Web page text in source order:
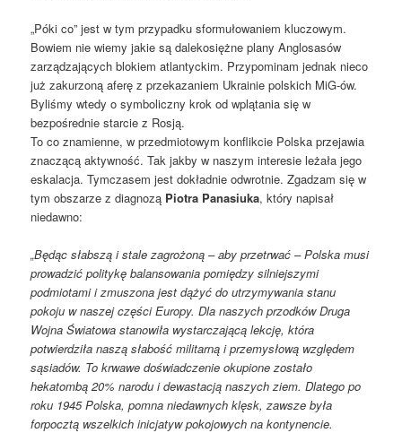
„Póki co” jest w tym przypadku sformułowaniem kluczowym.
Bowiem nie wiemy jakie są dalekosiężne plany Anglosasów
zarządzających blokiem atlantyckim. Przypominam jednak nieco
już zakurzoną aferę z przekazaniem Ukrainie polskich MiG-ów.
Byliśmy wtedy o symboliczny krok od wplątania się w
bezpośrednie starcie z Rosją.
To co znamienne, w przedmiotowym konflikcie Polska przejawia
znaczącą aktywność. Tak jakby w naszym interesie leżała jego
eskalacja. Tymczasem jest dokładnie odwrotnie. Zgadzam się w
tym obszarze z diagnozą Piotra Panasiuka, który napisał
niedawno:
„Będąc słabszą i stale zagrożoną – aby przetrwać – Polska musi
prowadzić politykę balansowania pomiędzy silniejszymi
podmiotami i zmuszona jest dążyć do utrzymywania stanu
pokoju w naszej części Europy. Dla naszych przodków Druga
Wojna Światowa stanowiła wystarczającą lekcję, która
potwierdziła naszą słabość militarną i przemysłową względem
sąsiadów. To krwawe doświadczenie okupione zostało
hekatombą 20% narodu i dewastacją naszych ziem. Dlatego po
roku 1945 Polska, pomna niedawnych klęsk, zawsze była
forpocztą wszelkich inicjatyw pokojowych na kontynencie.